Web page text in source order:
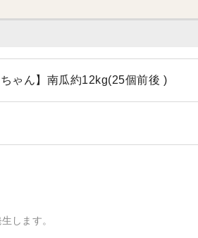
ちゃん】南瓜約12kg(25個前後 )
します。